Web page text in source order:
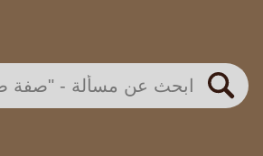
بحث
اللجنة الدائمة